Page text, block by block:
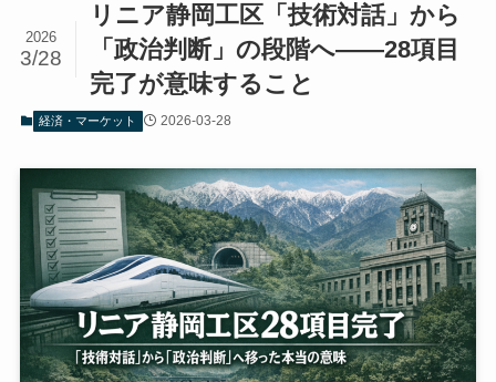
リニア静岡工区「技術対話」から
「政治判断」の段階へ——28項目
完了が意味すること
2026
3/28
経済・マーケット 2026-03-28